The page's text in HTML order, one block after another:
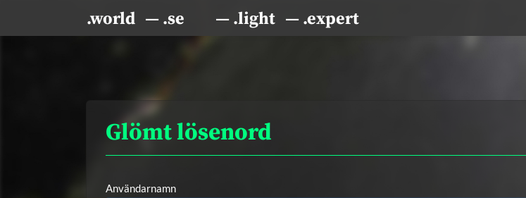
.world — .se — .light — .expert
Glömt lösenord
Användarnamn